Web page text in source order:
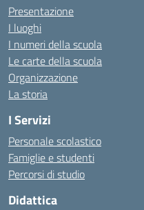
Presentazione
I luoghi
I numeri della scuola
Le carte della scuola
Organizzazione
La storia
I Servizi
Personale scolastico
Famiglie e studenti
Percorsi di studio
Didattica